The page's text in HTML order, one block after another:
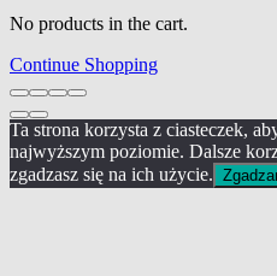
No products in the cart.
Continue Shopping
Ta strona korzysta z ciasteczek,
najwyższym poziomie. Dalsze
zgadzasz się na ich użycie.